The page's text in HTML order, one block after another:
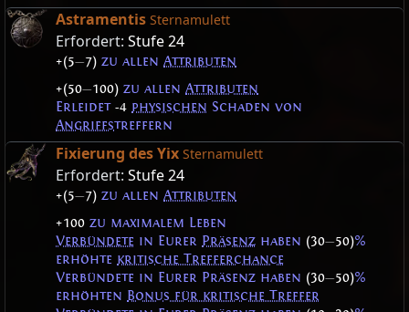
Astramentis Sternamulett
Erfordert: Stufe 24
+(5—7) zu allen Attributen
+(50—100) zu allen Attributen
Erleidet -4 physischen Schaden von
Angriffstreffern
Fixierung des Yix Sternamulett
Erfordert: Stufe 24
+(5—7) zu allen Attributen
+100 zu maximalem Leben
Verbündete in Eurer Präsenz haben (30—50)%
erhöhte kritische Trefferchance
Verbündete in Eurer Präsenz haben (30—50)%
erhöhten Bonus für kritische Treffer